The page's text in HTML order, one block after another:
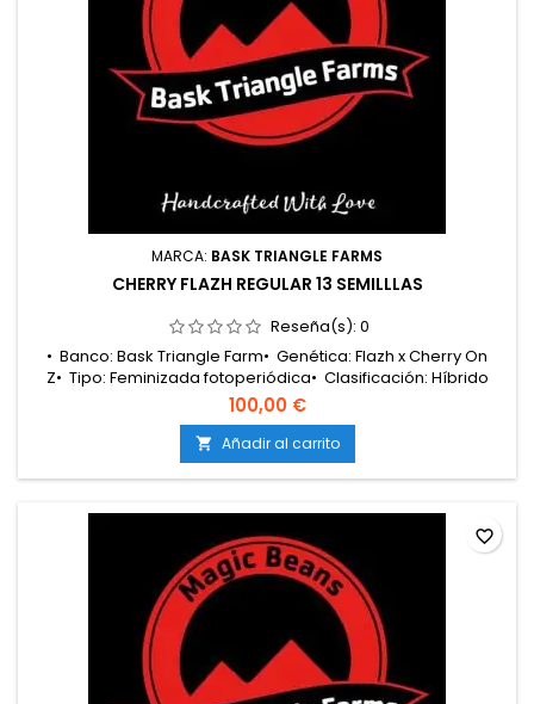
MARCA: BASK TRIANGLE FARMS
CHERRY FLAZH REGULAR 13 SEMILLLAS
Reseña(s): 0
• Banco: Bask Triangle Farm• Genética: Flazh x Cherry On
Z• Tipo: Feminizada fotoperiódica• Clasificación: Híbrido
55/45 índica• Floración: 8 – 9 semanas• Cosecha
exterior: Principios de octubre• Producción: Media –
alta• Cultivo: Interior / Exterior• Altura: Media• Aromas y
sabores: Cereza dulce, frutas rojas, candy tropical, crema y
gas suave•...
100,00 €
 Añadir al carrito
favorite_border